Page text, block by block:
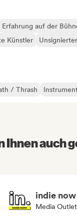
Erfahrung auf der
Künstler
/ Thrash
auch
indie now
Media